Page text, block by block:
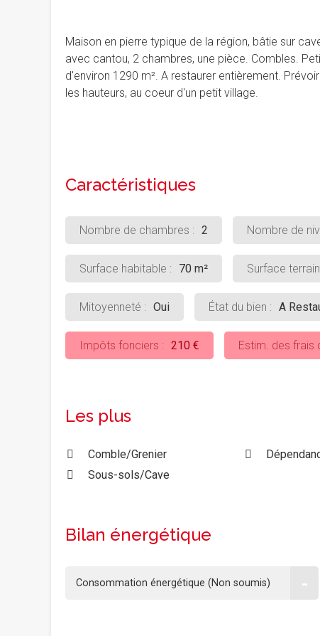
Maison en pierre typique de la région, bâtie sur
avec cantou, 2 chambres, une pièce. Combles.
d'environ 1290 m². A restaurer entièrement.
les hauteurs, au coeur d'un petit village.
Caractéristiques
Nombre de chambres : 2 Nombre de
Surface habitable : 70 m² Surface
Mitoyenneté : Oui État du bien : A
Impôts fonciers : 210 € Estim. des frais
Les plus
Comble/Grenier
Sous-sols/Cave
Bilan énergétique
Consommation énergétique (Non soumis) -